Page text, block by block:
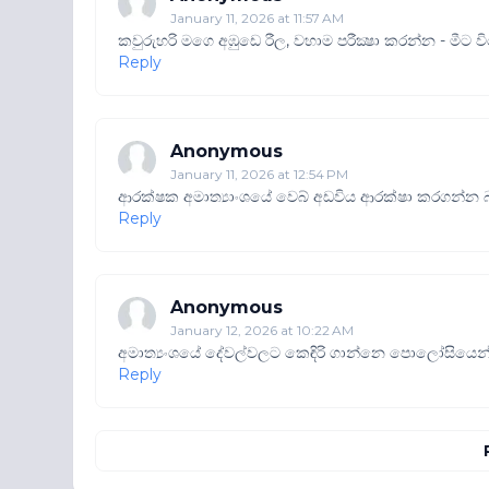
January 11, 2026 at 11:57 AM
කවුරුහරි මගෙ අඹුඩෙ රීල​, වහාම පරීක්‍ෂා කරන්න - මීට
Reply
Anonymous
January 11, 2026 at 12:54 PM
ආරක්ෂක අමාත්‍යාංශයේ වෙබ් අඩවිය ආරක්ෂා
Reply
Anonymous
January 12, 2026 at 10:22 AM
අමාත්‍යංශයේ දේවල්වලට කෙඳිරි ගාන්නෙ
Reply